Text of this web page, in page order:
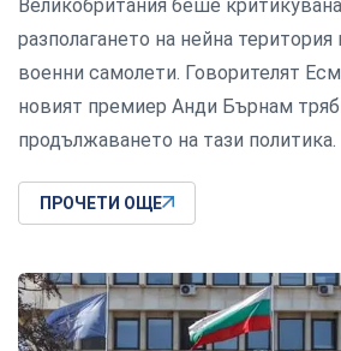
Великобритания беше
разполагането на нейна
военни самолети. Говорителят
новият премиер Анди Бърнам
продължаването на тази политика.
ПРОЧЕТИ ОЩЕ